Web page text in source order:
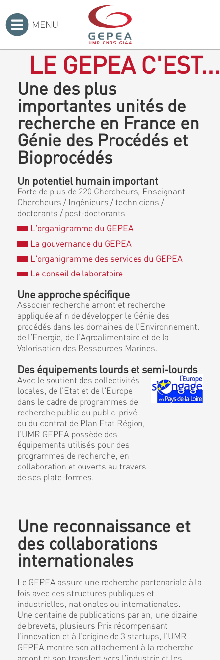
MENU
LE GEPEA C'EST...
Une des plus
importantes unités de
recherche en France en
Génie des Procédés et
Bioprocédés
Un potentiel humain important
Forte de plus de 220 Chercheurs, Enseignant-
Chercheurs / Ingénieurs / techniciens /
doctorants / post-doctorants
L'organigramme du GEPEA
La gouvernance du GEPEA
L'organigramme des services du GEPEA
Le conseil de laboratoire
Une approche spécifique
Associer recherche amont et recherche
appliquée afin de développer le Génie des
procédés dans les domaines de l'Environnement,
de l'Energie, de l'Agroalimentaire et de la
Valorisation des Ressources Marines.
Des équipements lourds et semi-lourds
Avec le soutient des collectivités
locales, de l'Etat et de l'Europe
dans le cadre de programmes de
recherche public ou public-privé
ou du contrat de Plan Etat Région,
l'UMR GEPEA possède des
équipements utilisés pour des
programmes de recherche, en
collaboration et ouverts au travers
de ses plate-formes.
Une reconnaissance et
des collaborations
internationales
Le GEPEA assure une recherche partenariale à la
fois avec des structures publiques et
industrielles, nationales ou internationales.
Une centaine de publications par an, une dizaine
de brevets, plusieurs Prix récompensant
l'innovation et à l'origine de 3 startups, l'UMR
GEPEA montre son attachement à la recherche
amont et son transfert vers l'industrie et les